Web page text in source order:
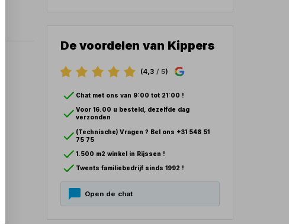
De voordelen van Kippers
(4,3/ 5)
Chat met ons van 9:00 tot 21:00 !
Voor 16.00 u besteld, dezelfde dag
verzonden
(Technische) Vragen ? Bel ons +31 548 51
75 75
1.500 m2 winkel in Rijssen !
Twents familiebedrijf sinds 1992 !
Open de chat